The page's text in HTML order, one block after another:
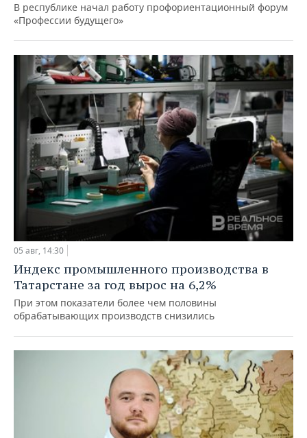
В республике начал работу профориентационный форум
«Профессии будущего»
05 авг, 14:30
Индекс промышленного производства в
Татарстане за год вырос на 6,2%
При этом показатели более чем половины
обрабатывающих производств снизились